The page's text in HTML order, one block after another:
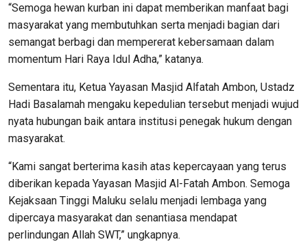
“Semoga hewan kurban ini dapat memberikan manfaat bagi
masyarakat yang membutuhkan serta menjadi bagian dari
semangat berbagi dan mempererat kebersamaan dalam
momentum Hari Raya Idul Adha,” katanya.
Sementara itu, Ketua Yayasan Masjid Alfatah Ambon, Ustadz
Hadi Basalamah mengaku kepedulian tersebut menjadi wujud
nyata hubungan baik antara institusi penegak hukum dengan
masyarakat.
“Kami sangat berterima kasih atas kepercayaan yang terus
diberikan kepada Yayasan Masjid Al-Fatah Ambon. Semoga
Kejaksaan Tinggi Maluku selalu menjadi lembaga yang
dipercaya masyarakat dan senantiasa mendapat
perlindungan Allah SWT,” ungkapnya.